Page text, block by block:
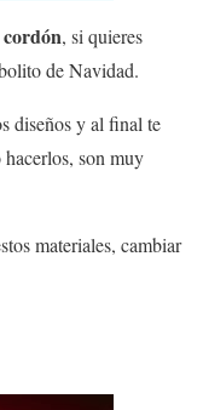
, si quieres
de Navidad.
diseños y al final te
son muy
materiales, cambiar